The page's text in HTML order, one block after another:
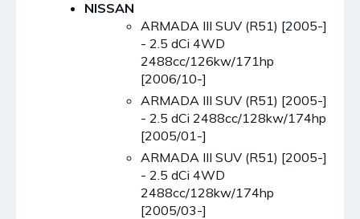
NISSAN
ARMADA III SUV (R51) [2005-]
- 2.5 dCi 4WD
2488cc/126kw/171hp
[2006/10-]
ARMADA III SUV (R51) [2005-]
- 2.5 dCi 2488cc/128kw/174hp
[2005/01-]
ARMADA III SUV (R51) [2005-]
- 2.5 dCi 4WD
2488cc/128kw/174hp
[2005/03-]